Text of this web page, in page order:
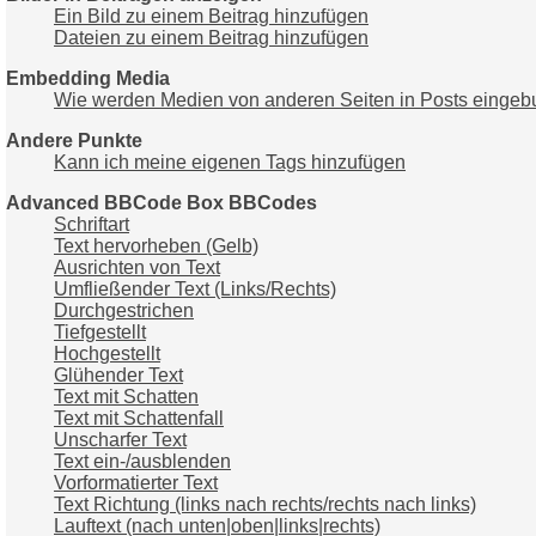
Ein Bild zu einem Beitrag hinzufügen
Dateien zu einem Beitrag hinzufügen
Embedding Media
Wie werden Medien von anderen Seiten in Posts
Andere Punkte
Kann ich meine eigenen Tags hinzufügen
Advanced BBCode Box BBCodes
Schriftart
Text hervorheben (Gelb)
Ausrichten von Text
Umfließender Text (Links/Rechts)
Durchgestrichen
Tiefgestellt
Hochgestellt
Glühender Text
Text mit Schatten
Text mit Schattenfall
Unscharfer Text
Text ein-/ausblenden
Vorformatierter Text
Text Richtung (links nach rechts/rechts nach links)
Lauftext (nach unten|oben|links|rechts)